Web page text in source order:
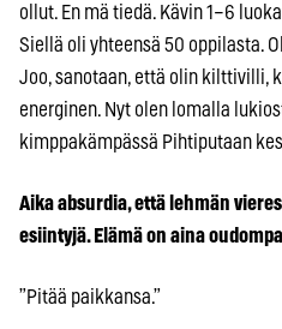
ollut. En mä tiedä. Kävin 1–6
Siellä oli yhteensä 50 oppilasta.
Joo, sanotaan, että olin kilttivilli,
energinen. Nyt olen lomalla
kimppakämpässä Pihtiputaan
Aika absurdia, että lehmän
esiintyjä. Elämä on aina
”Pitää paikkansa.”